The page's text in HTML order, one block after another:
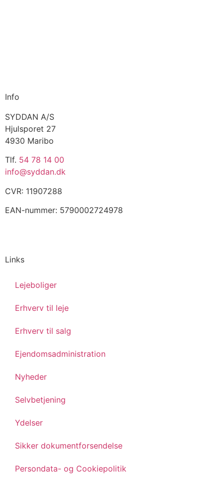
Info
SYDDAN A/S
Hjulsporet 27
4930 Maribo
Tlf. 54 78 14 00
info@syddan.dk
CVR: 11907288
EAN-nummer: 5790002724978
Links
Lejeboliger
Erhverv til leje
Erhverv til salg
Ejendomsadministration
Nyheder
Selvbetjening
Ydelser
Sikker dokumentforsendelse
Persondata- og Cookiepolitik